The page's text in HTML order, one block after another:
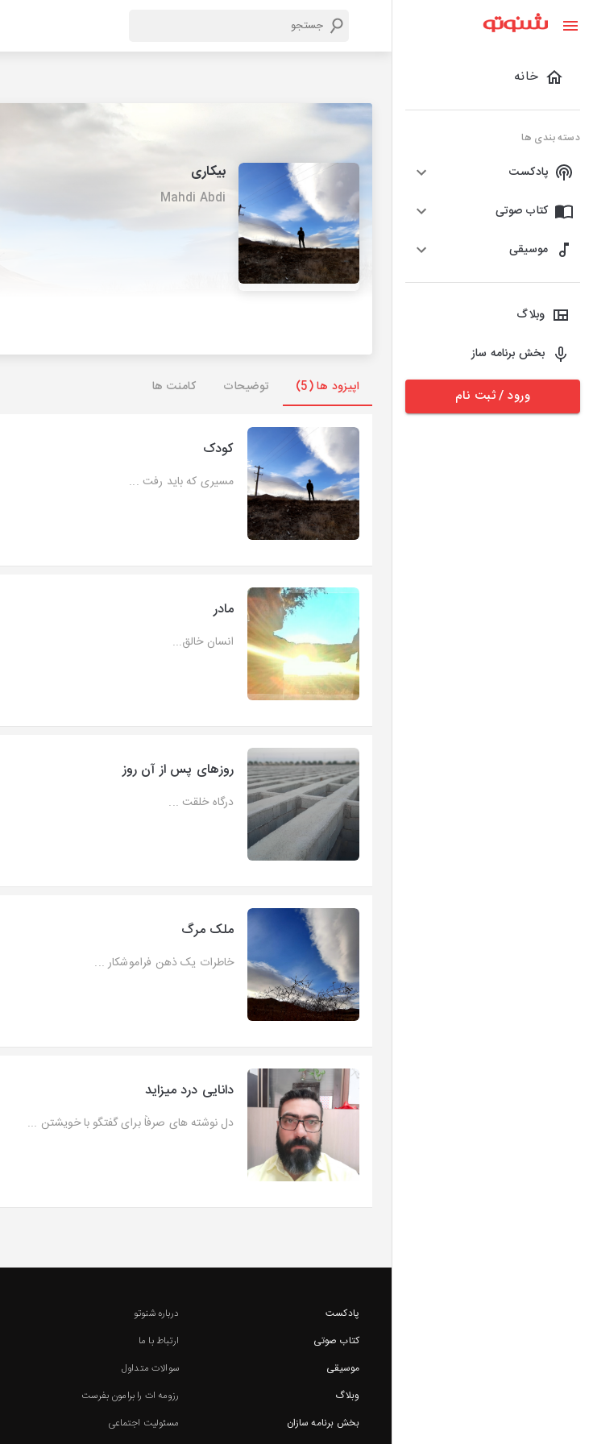
خانه
دسته بندی ها
پادکست
کتاب صوتی
موسیقی
وبلاگ
بخش برنامه ساز
ورود / ثبت نام
بیکاری
Mahdi Abdi
اپیزود ها (5) توضیحات کامنت ها
کودک
مسیری که باید رفت ...
مادر
انسان خالق...
روزهای پس از آن روز
درگاه خلقت ...
ملک مرگ
خاطرات یک ذهن فراموشکار ...
دانایی درد میزاید
دل نوشته های صرفاً برای گفتگو با خویشتن ...
پادکست
کتاب صوتی
موسیقی
وبلاگ
بخش برنامه سازان
درباره شنوتو
ارتباط با ما
سوالات متداول
رزومه ات را برامون بفرست
مسئولیت اجتماعی